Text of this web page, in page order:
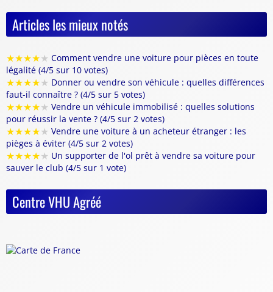
Articles les mieux notés
★★★★★ Comment vendre une voiture pour pièces en toute
légalité (4/5 sur 10 votes)
★★★★★ Donner ou vendre son véhicule : quelles différences
faut-il connaître ? (4/5 sur 5 votes)
★★★★★ Vendre un véhicule immobilisé : quelles solutions
pour réussir la vente ? (4/5 sur 2 votes)
★★★★★ Vendre une voiture à un acheteur étranger : les
pièges à éviter (4/5 sur 2 votes)
★★★★★ Un supporter de l'ol prêt à vendre sa voiture pour
sauver le club (4/5 sur 1 vote)
Centre VHU Agréé